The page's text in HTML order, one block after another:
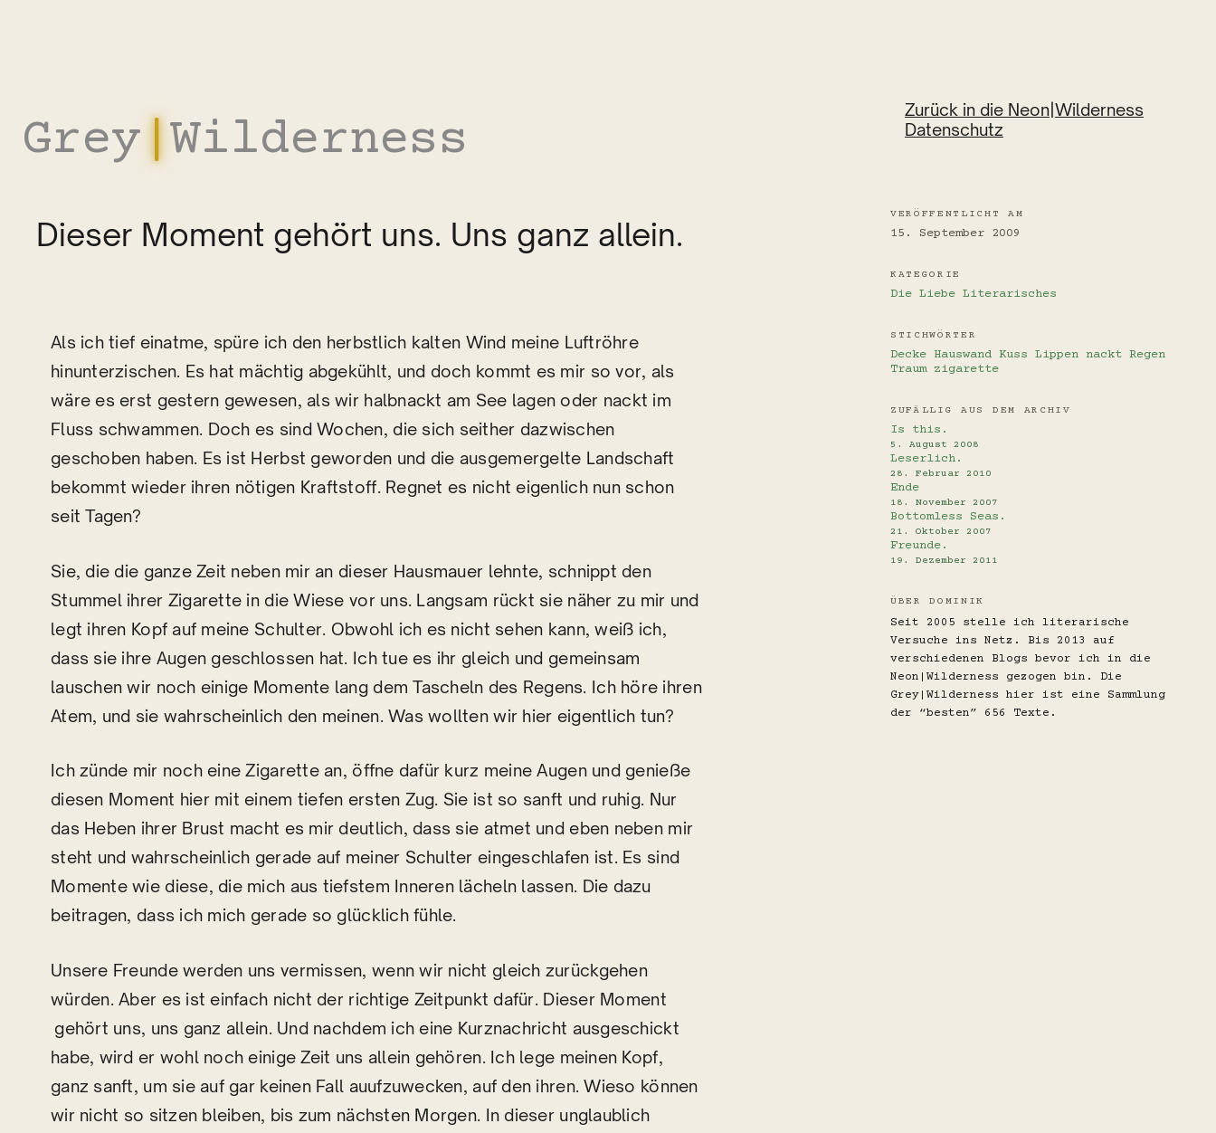
Grey |Wilderness
Zurück in die Neon|Wilderness
Datenschutz
Dieser Moment gehört uns. Uns ganz allein.
Als ich tief einatme, spüre ich den herbstlich kalten Wind meine Luftröhre
hinunterzischen. Es hat mächtig abgekühlt, und doch kommt es mir so vor, als
wäre es erst gestern gewesen, als wir halbnackt am See lagen oder nackt im
Fluss schwammen. Doch es sind Wochen, die sich seither dazwischen
geschoben haben. Es ist Herbst geworden und die ausgemergelte Landschaft
bekommt wieder ihren nötigen Kraftstoff. Regnet es nicht eigenlich nun schon
seit Tagen?
Sie, die die ganze Zeit neben mir an dieser Hausmauer lehnte, schnippt den
Stummel ihrer Zigarette in die Wiese vor uns. Langsam rückt sie näher zu mir und
legt ihren Kopf auf meine Schulter. Obwohl ich es nicht sehen kann, weiß ich,
dass sie ihre Augen geschlossen hat. Ich tue es ihr gleich und gemeinsam
lauschen wir noch einige Momente lang dem Tascheln des Regens. Ich höre ihren
Atem, und sie wahrscheinlich den meinen. Was wollten wir hier eigentlich tun?
Ich zünde mir noch eine Zigarette an, öffne dafür kurz meine Augen und genieße
diesen Moment hier mit einem tiefen ersten Zug. Sie ist so sanft und ruhig. Nur
das Heben ihrer Brust macht es mir deutlich, dass sie atmet und eben neben mir
steht und wahrscheinlich gerade auf meiner Schulter eingeschlafen ist. Es sind
Momente wie diese, die mich aus tiefstem Inneren lächeln lassen. Die dazu
beitragen, dass ich mich gerade so glücklich fühle.
Unsere Freunde werden uns vermissen, wenn wir nicht gleich zurückgehen
würden. Aber es ist einfach nicht der richtige Zeitpunkt dafür. Dieser Moment
gehört uns, uns ganz allein. Und nachdem ich eine Kurznachricht ausgeschickt
habe, wird er wohl noch einige Zeit uns allein gehören. Ich lege meinen Kopf,
ganz sanft, um sie auf gar keinen Fall auufzuwecken, auf den ihren. Wieso können
wir nicht so sitzen bleiben, bis zum nächsten Morgen. In dieser unglaublich
VERÖFFENTLICHT AM
15. September 2009
KATEGORIE
Die Liebe Literarisches
STICHWÖRTER
Decke Hauswand Kuss Lippen nackt Regen
Traum zigarette
ZUFÄLLIG AUS DEM ARCHIV
Is this.
5. August 2008
Leserlich.
28. Februar 2010
Ende
18. November 2007
Bottomless Seas.
21. Oktober 2007
Freunde.
19. Dezember 2011
ÜBER DOMINIK
Seit 2005 stelle ich literarische
Versuche ins Netz. Bis 2013 auf
verschiedenen Blogs bevor ich in die
Neon|Wilderness gezogen bin. Die
Grey|Wilderness hier ist eine Sammlung
der “besten” 656 Texte.